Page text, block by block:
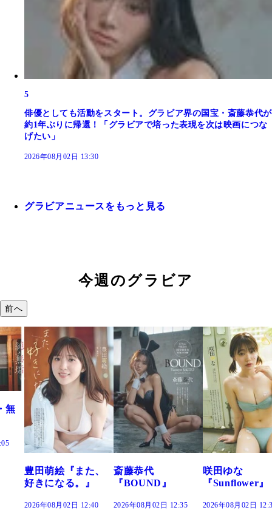
5
俳優としても活動をスタート。グラビア界の国宝・斎藤恭代が
約1年ぶりに帰還！「グラビアで培った表現を次は映画につな
げたい」
2026年08月02日 13:30
グラビアニュースをもっと見る
今週のグラビア
前へ
た、
斎藤恭代
『BOUND』
2026年08月02日 12:35
咲田ゆな
『Sunflower』
2026年08月02日 12:30
藤水咲桜『
だまり』
2026年08月02日